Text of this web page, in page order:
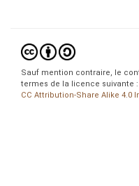
Sauf mention contraire, le
termes de la licence suivante :
CC Attribution-Share Alike 4.0